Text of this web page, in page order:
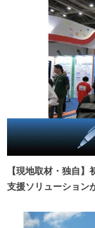
【現地取材・独自
支援ソリューション